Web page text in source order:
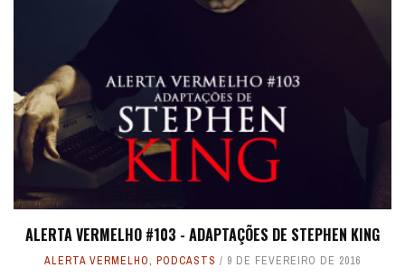
ALERTA VERMELHO #103 - ADAPTAÇÕES DE STEPHEN KING
ALERTA VERMELHO, PODCASTS 9 DE FEVEREIRO DE 2016